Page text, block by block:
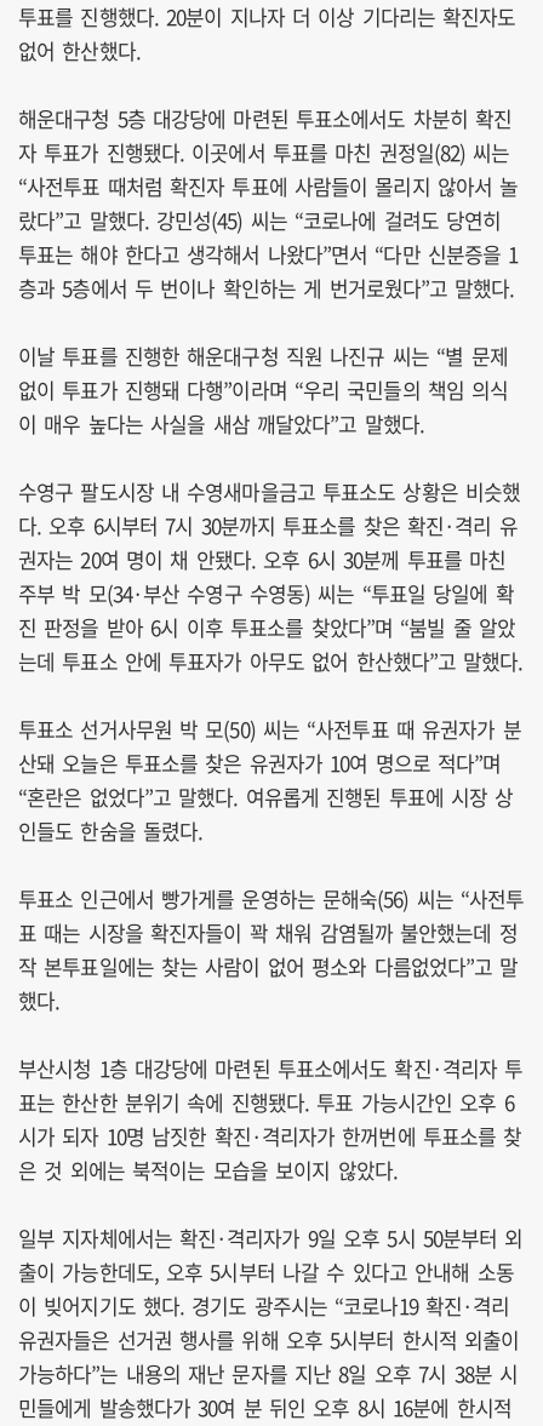
투표를 진행했다. 20분이 지나자 더 이상 기다리는 확진자도
없어 한산했다.
해운대구청 5층 대강당에 마련된 투표소에서도 차분히 확진
자 투표가 진행됐다. 이곳에서 투표를 마친 권정일(82) 씨는
“사전투표 때처럼 확진자 투표에 사람들이 몰리지 않아서 놀
랐다”고 말했다. 강민성(45) 씨는 “코로나에 걸려도 당연히
투표는 해야 한다고 생각해서 나왔다”면서 “다만 신분증을 1
층과 5층에서 두 번이나 확인하는 게 번거로웠다”고 말했다.
이날 투표를 진행한 해운대구청 직원 나진규 씨는 “별 문제
없이 투표가 진행돼 다행”이라며 “우리 국민들의 책임 의식
이 매우 높다는 사실을 새삼 깨달았다”고 말했다.
수영구 팔도시장 내 수영새마을금고 투표소도 상황은 비슷했
다. 오후 6시부터 7시 30분까지 투표소를 찾은 확진·격리 유
권자는 20여 명이 채 안됐다. 오후 6시 30분께 투표를 마친
주부 박 모(34·부산 수영구 수영동) 씨는 “투표일 당일에 확
진 판정을 받아 6시 이후 투표소를 찾았다”며 “붐빌 줄 알았
는데 투표소 안에 투표자가 아무도 없어 한산했다”고 말했다.
투표소 선거사무원 박 모(50) 씨는 “사전투표 때 유권자가 분
산돼 오늘은 투표소를 찾은 유권자가 10여 명으로 적다”며
“혼란은 없었다”고 말했다. 여유롭게 진행된 투표에 시장 상
인들도 한숨을 돌렸다.
투표소 인근에서 빵가게를 운영하는 문해숙(56) 씨는 “사전투
표 때는 시장을 확진자들이 꽉 채워 감염될까 불안했는데 정
작 본투표일에는 찾는 사람이 없어 평소와 다름없었다”고 말
했다.
부산시청 1층 대강당에 마련된 투표소에서도 확진·격리자 투
표는 한산한 분위기 속에 진행됐다. 투표 가능시간인 오후 6
시가 되자 10명 남짓한 확진·격리자가 한꺼번에 투표소를 찾
은 것 외에는 북적이는 모습을 보이지 않았다.
일부 지자체에서는 확진·격리자가 9일 오후 5시 50분부터 외
출이 가능한데도, 오후 5시부터 나갈 수 있다고 안내해 소동
이 빚어지기도 했다. 경기도 광주시는 “코로나19 확진·격리
유권자들은 선거권 행사를 위해 오후 5시부터 한시적 외출이
가능하다”는 내용의 재난 문자를 지난 8일 오후 7시 38분 시
민들에게 발송했다가 30여 분 뒤인 오후 8시 16분에 한시적